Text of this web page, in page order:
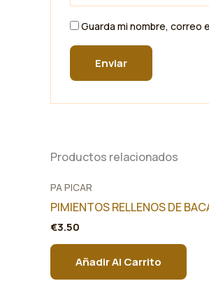
Guarda mi nombre, correo
Productos relacionados
PA PICAR
PIMIENTOS RELLENOS DE
€3.50
Añadir Al Carrito